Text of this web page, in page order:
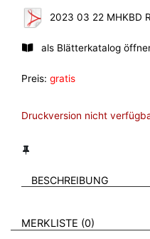
2023 03 22 MHKBD
als Blätterkatalog
Preis: gratis
Druckversion nicht
BESCHREIBUNG
VERWEISE AUF
MERKLISTE 0